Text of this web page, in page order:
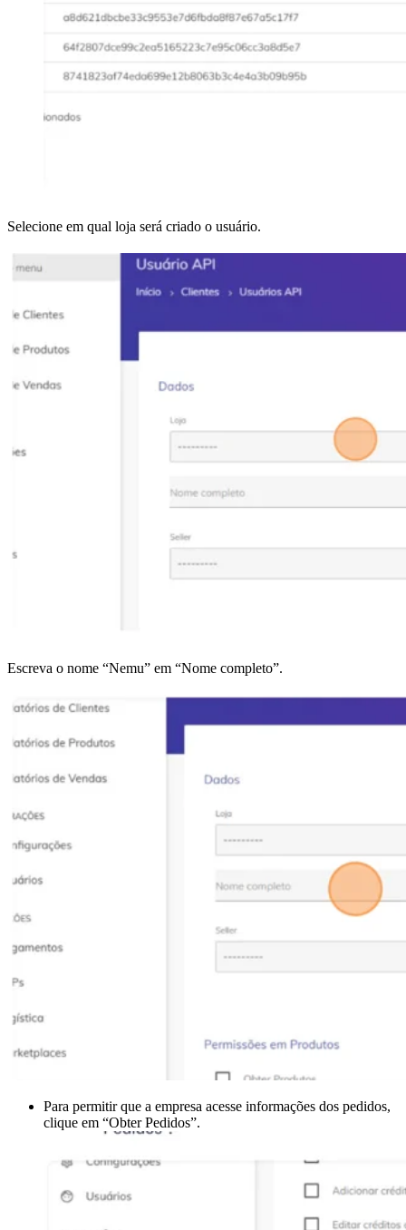
Selecione em qual loja será criado o usuário.
Escreva o nome “Nemu” em “Nome completo”.
Para permitir que a empresa acesse informações dos pedidos,
clique em “Obter Pedidos”.